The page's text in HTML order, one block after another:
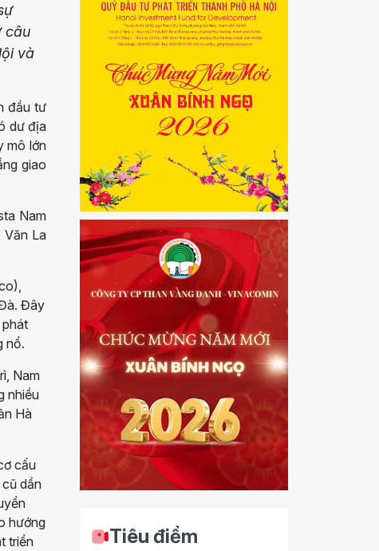
câu
và
đầu tư
dư địa
mô lớn
giao
Nam
La
. Đây
nổ.
Nam
nhiều
Hà
cấu
dần
hướng
triển
Tiêu điểm